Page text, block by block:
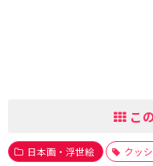
こ
日本画・浮世絵 クッ